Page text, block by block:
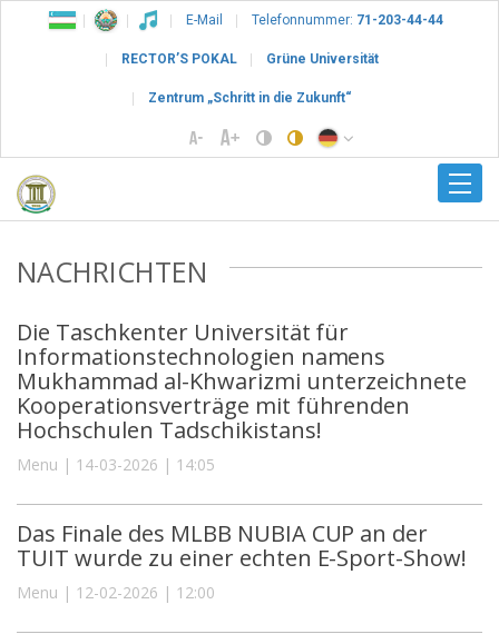
E-Mail Telefonnummer: 71-203-44-44
RECTOR’S POKAL Grüne Universität
Zentrum „Schritt in die Zukunft“
NACHRICHTEN
Die Taschkenter Universität für
Informationstechnologien namens
Mukhammad al-Khwarizmi unterzeichnete
Kooperationsverträge mit führenden
Hochschulen Tadschikistans!
Menu | 14-03-2026 | 14:05
Das Finale des MLBB NUBIA CUP an der
TUIT wurde zu einer echten E-Sport-Show!
Menu | 12-02-2026 | 12:00